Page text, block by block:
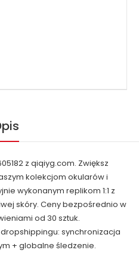
z qiqiyg.com. Zwiększ
kolekcjom okularów i
wykonanym replikom 1:1 z
skóry. Ceny bezpośrednio w
od 30 sztuk.
synchronizacja
+ globalne śledzenie.